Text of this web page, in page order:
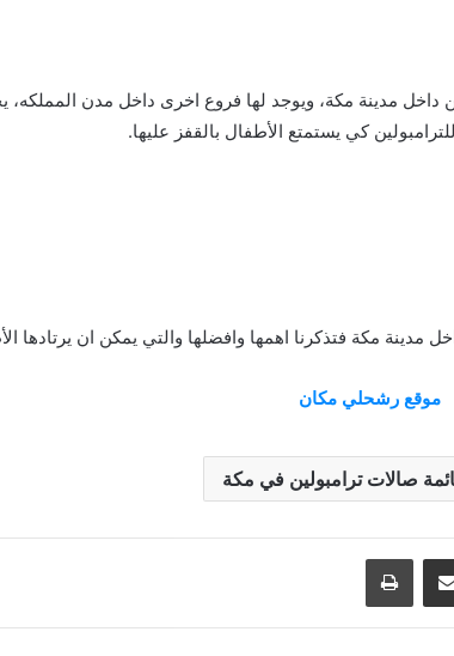
مدينة مكة، ويوجد لها فروع اخرى داخل مدن
كي يستمتع الأطفال بالقفز عليها.
مدينة مكة فتذكرنا اهمها وافضلها والتي يمكن ان يرتادها
موقع رشحلي مكان
صالات ترامبولين في مكة
مشاركة عبر البريد طباعة